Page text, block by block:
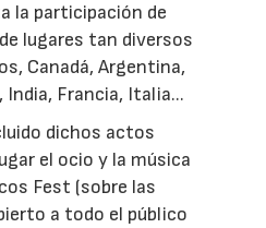
la participación de
lugares tan diversos
Canadá, Argentina,
India, Francia, Italia...
dichos actos
el ocio y la música
Fest (sobre las
a todo el público